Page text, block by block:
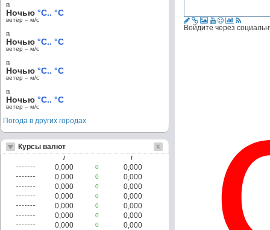
Войдите через
в
Ночью °C.. °C
ветер – м/c
в
Ночью °C.. °C
ветер – м/c
в
Ночью °C.. °C
ветер – м/c
в
Ночью °C.. °C
ветер – м/c
Погода в других городах
Курсы валют
/ /
0,000 0
0,000
0,000
0
0,000
0,000
0
0,000
0,000
0
0,000
0,000
0
0,000
0,000
0
0,000
0,000
0
0,000